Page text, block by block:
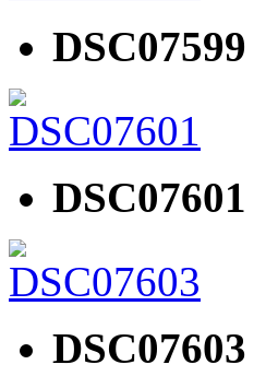
DSC07599
DSC07601
DSC07603